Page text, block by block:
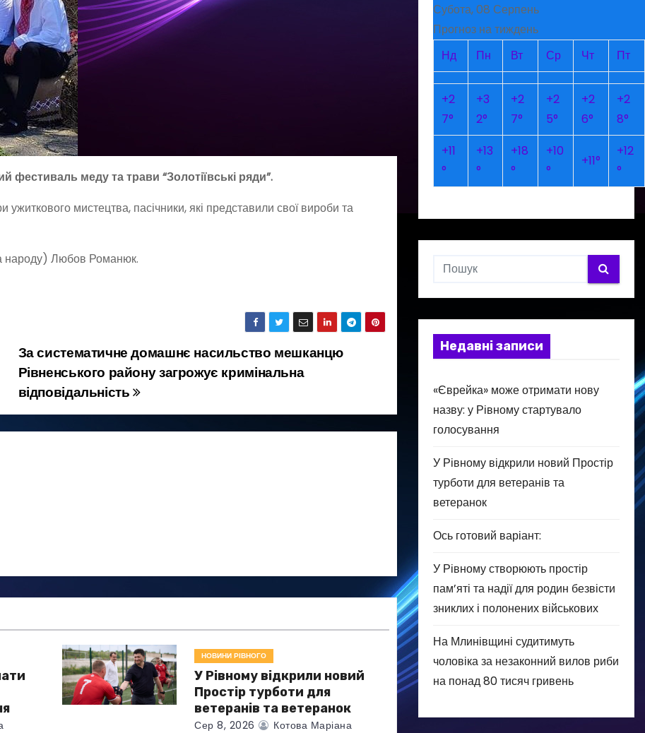
фестиваль меду та трави “Золотіївські ряди”.
мистецтва, пасічники, які представили свої вироби та
народу) Любов Романюк.
За систематичне домашнє насильство мешканцю
Рівненського району загрожує кримінальна
відповідальність
НОВИНИ РІВНОГО
У Рівному відкрили новий
Простір турботи для
ветеранів та ветеранок
Сер 8, 2026 Котова Маріана
Субота, 08 Серпень
Прогноз на тиждень
Нд
Пн Вт Ср Чт Пт
+2
7°
+3
2°
+2
7°
+2
5°
+2
6°
+2
8°
+11
°
+13
°
+18
°
+10
°
+11°
+12
°
Недавні записи
«Єврейка» може отримати нову
назву: у Рівному стартувало
голосування
У Рівному відкрили новий Простір
турботи для ветеранів та
ветеранок
Ось готовий варіант:
У Рівному створюють простір
пам’яті та надії для родин безвісти
зниклих і полонених військових
На Млинівщині судитимуть
чоловіка за незаконний вилов риби
на понад 80 тисяч гривень